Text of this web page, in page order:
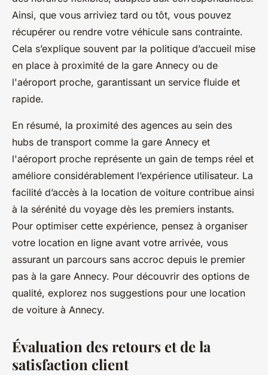
Ainsi, que vous arriviez tard ou tôt, vous pouvez
récupérer ou rendre votre véhicule sans contrainte.
Cela s’explique souvent par la politique d’accueil mise
en place à proximité de la gare Annecy ou de
l'aéroport proche, garantissant un service fluide et
rapide.
En résumé, la proximité des agences au sein des
hubs de transport comme la gare Annecy et
l'aéroport proche représente un gain de temps réel et
améliore considérablement l’expérience utilisateur. La
facilité d’accès à la location de voiture contribue ainsi
à la sérénité du voyage dès les premiers instants.
Pour optimiser cette expérience, pensez à organiser
votre location en ligne avant votre arrivée, vous
assurant un parcours sans accroc depuis le premier
pas à la gare Annecy. Pour découvrir des options de
qualité, explorez nos suggestions pour une location
de voiture à Annecy.
Évaluation des retours et de la
satisfaction client